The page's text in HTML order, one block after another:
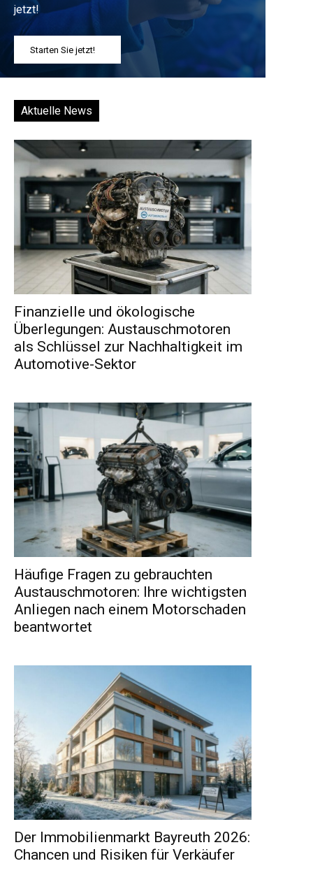
jetzt!
Starten Sie jetzt!
Aktuelle News
Finanzielle und ökologische
Überlegungen: Austauschmotoren
als Schlüssel zur Nachhaltigkeit im
Automotive-Sektor
Häufige Fragen zu gebrauchten
Austauschmotoren: Ihre wichtigsten
Anliegen nach einem Motorschaden
beantwortet
Der Immobilienmarkt Bayreuth 2026:
Chancen und Risiken für Verkäufer